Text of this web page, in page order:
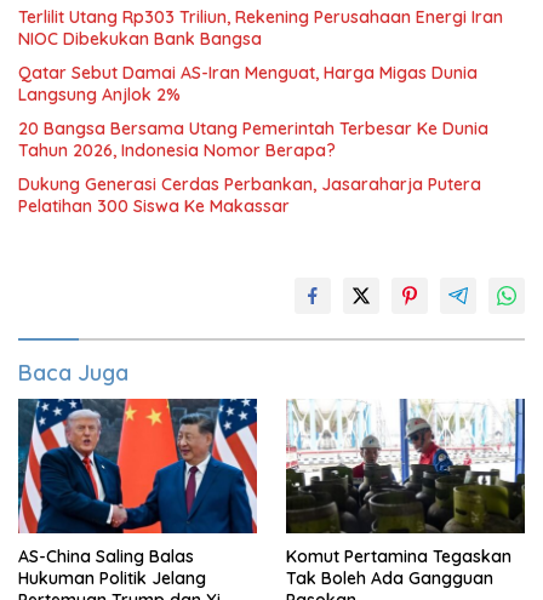
Terlilit Utang Rp303 Triliun, Rekening Perusahaan Energi Iran
NIOC Dibekukan Bank Bangsa
Qatar Sebut Damai AS-Iran Menguat, Harga Migas Dunia
Langsung Anjlok 2%
20 Bangsa Bersama Utang Pemerintah Terbesar Ke Dunia
Tahun 2026, Indonesia Nomor Berapa?
Dukung Generasi Cerdas Perbankan, Jasaraharja Putera
Pelatihan 300 Siswa Ke Makassar
Baca Juga
AS-China Saling Balas
Hukuman Politik Jelang
Komut Pertamina Tegaskan
Tak Boleh Ada Gangguan